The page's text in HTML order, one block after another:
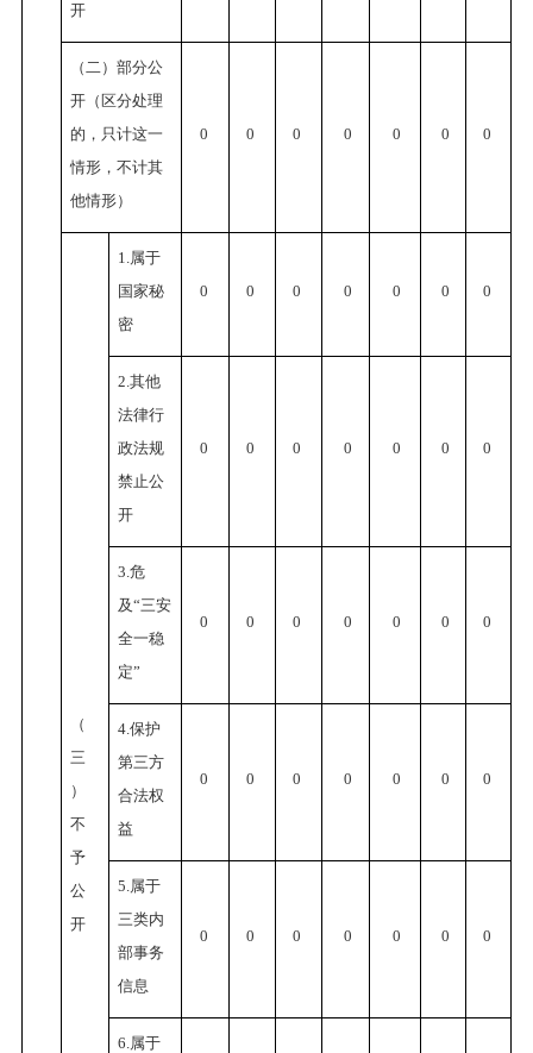
开
（二）部分公
开（区分处理
的，只计这一
情形，不计其
他情形）
0 0 0 0 0 0 0
（
三
）
不
予
公
开
1.属于
国家秘
密
0 0 0 0 0 0 0
2.其他
法律行
政法规
禁止公
开
0 0 0 0 0 0 0
3.危
及“三安
全一稳
定”
0 0 0 0 0 0 0
4.保护
第三方
合法权
益
0 0 0 0 0 0 0
5.属于
三类内
部事务
信息
0 0 0 0 0 0 0
6.属于